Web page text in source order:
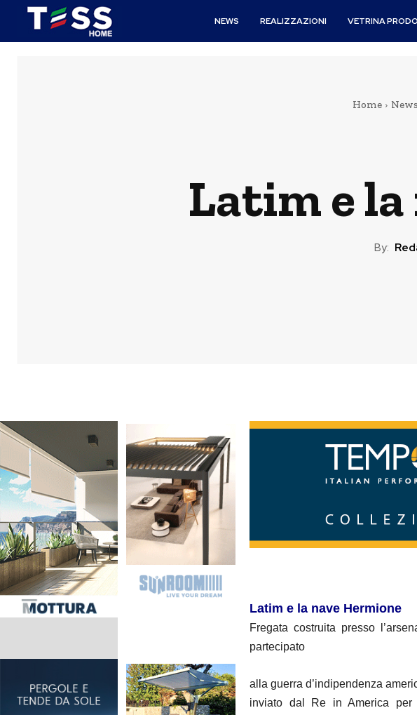
NEWS REALIZZAZIONI VETRINA
Home News
Latim e
By:
Latim e la nave Hermione
Fregata costruita presso
partecipato
alla guerra d’indipendenza
inviato dal Re in America per